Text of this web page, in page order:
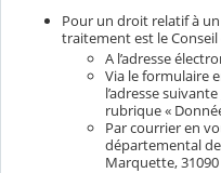
Pour un droit relatif à
traitement est le
A l’adresse
Via le formulaire
l’adresse suivante
rubrique «
Par courrier en
départemental
Marquette,